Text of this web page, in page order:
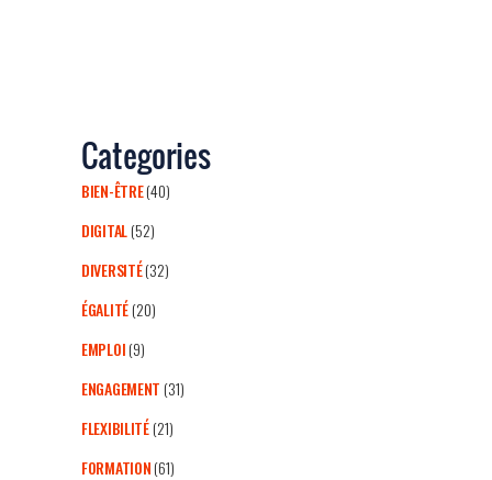
Categories
BIEN-ÊTRE(40)
DIGITAL(52)
DIVERSITÉ(32)
ÉGALITÉ(20)
EMPLOI(9)
ENGAGEMENT(31)
FLEXIBILITÉ(21)
FORMATION(61)